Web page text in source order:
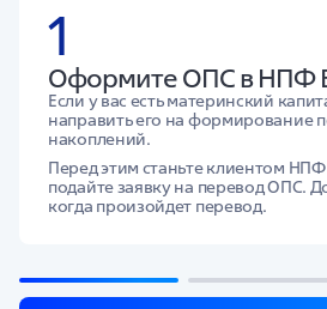
1
Оформите ОПС в НПФ
Если у вас есть материнский
направить его на формирование
накоплений.
Перед этим станьте клиентом
подайте заявку на перевод ОПС.
когда произойдет перевод.